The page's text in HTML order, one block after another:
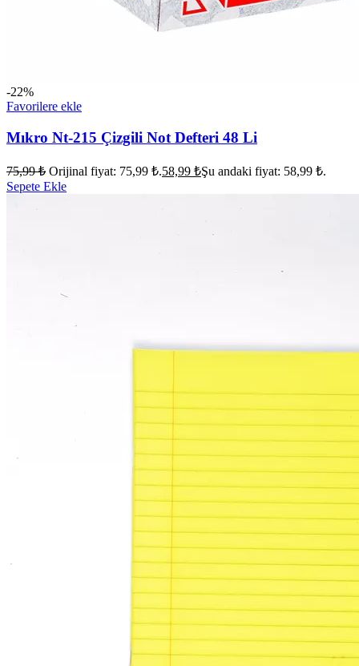
-22%
Favorilere ekle
Mıkro Nt-215 Çizgili Not Defteri 48 Li
75,99₺ Orijinal fiyat: 75,99 ₺.58,99 ₺Şu andaki fiyat: 58,99 ₺.
Sepete Ekle